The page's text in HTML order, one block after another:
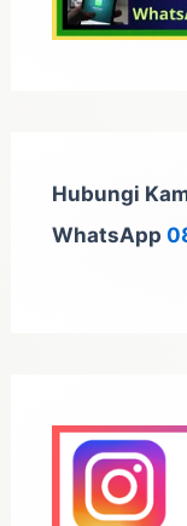
Hubungi
WhatsApp